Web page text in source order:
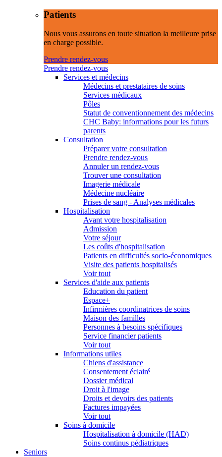
Patients
Nous vous assurons en toute situation la meilleure prise
en charge possible.
Prendre rendez-vous
Prendre rendez-vous
Services et médecins
Médecins et prestataires de soins
Services médicaux
Pôles
Statut de conventionnement des médecins
CHC Baby: informations pour les futurs
parents
Consultation
Préparer votre consultation
Prendre rendez-vous
Annuler un rendez-vous
Trouver une consultation
Imagerie médicale
Médecine nucléaire
Prises de sang - Analyses médicales
Hospitalisation
Avant votre hospitalisation
Admission
Votre séjour
Les coûts d'hospitalisation
Patients en difficultés socio-économiques
Visite des patients hospitalisés
Voir tout
Services d'aide aux patients
Education du patient
Espace+
Infirmières coordinatrices de soins
Maison des familles
Personnes à besoins spécifiques
Service financier patients
Voir tout
Informations utiles
Chiens d'assistance
Consentement éclairé
Dossier médical
Droit à l'image
Droits et devoirs des patients
Factures impayées
Voir tout
Soins à domicile
Hospitalisation à domicile (HAD)
Soins continus pédiatriques
Seniors